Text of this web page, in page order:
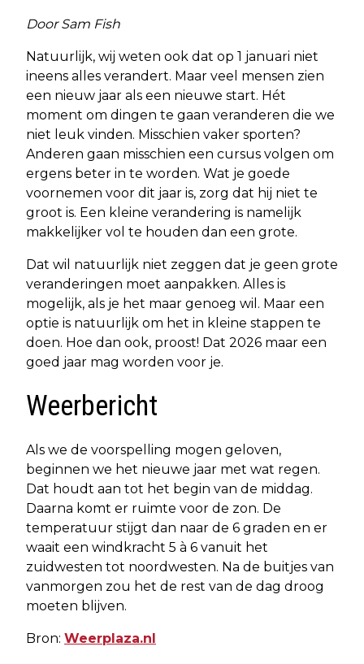
Door Sam Fish
Natuurlijk, wij weten ook dat op 1 januari niet
ineens alles verandert. Maar veel mensen zien
een nieuw jaar als een nieuwe start. Hét
moment om dingen te gaan veranderen die we
niet leuk vinden. Misschien vaker sporten?
Anderen gaan misschien een cursus volgen om
ergens beter in te worden. Wat je goede
voornemen voor dit jaar is, zorg dat hij niet te
groot is. Een kleine verandering is namelijk
makkelijker vol te houden dan een grote.
Dat wil natuurlijk niet zeggen dat je geen grote
veranderingen moet aanpakken. Alles is
mogelijk, als je het maar genoeg wil. Maar een
optie is natuurlijk om het in kleine stappen te
doen. Hoe dan ook, proost! Dat 2026 maar een
goed jaar mag worden voor je.
Weerbericht
Als we de voorspelling mogen geloven,
beginnen we het nieuwe jaar met wat regen.
Dat houdt aan tot het begin van de middag.
Daarna komt er ruimte voor de zon. De
temperatuur stijgt dan naar de 6 graden en er
waait een windkracht 5 à 6 vanuit het
zuidwesten tot noordwesten. Na de buitjes van
vanmorgen zou het de rest van de dag droog
moeten blijven.
Bron: Weerplaza.nl